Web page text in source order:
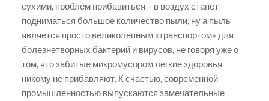
сухими, проблем прибавиться – в воздух станет
подниматься большое количество пыли, ну а пыль
является просто великолепным «транспортом» для
болезнетворных бактерий и вирусов, не говоря уже о
том, что забитые микромусором легкие здоровья
никому не прибавляют. К счастью, современной
промышленностью выпускаются замечательные